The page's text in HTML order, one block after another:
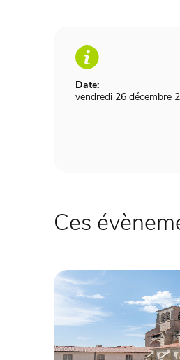
Date:
vendredi 26 décembre
Ces